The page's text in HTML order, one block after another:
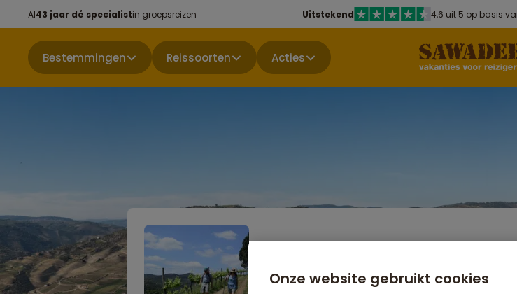
Al43 jaar dé specialistin groepsreizen Uitstekend 4,6 uit 5 op basis
Bestemmingen Reissoorten Acties
Douro Vallei
Onze website gebruikt cookies